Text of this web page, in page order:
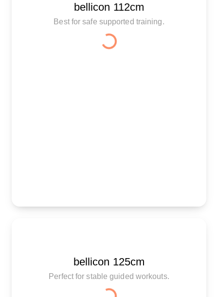
bellicon 112cm
Best for safe supported training.
bellicon 125cm
Perfect for stable guided workouts.